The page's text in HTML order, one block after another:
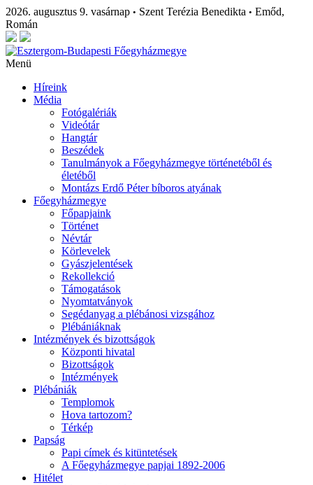
2026. augusztus 9. vasárnap • Szent Terézia Benedikta • Emőd,
Román
Menü
Híreink
Média
Fotógalériák
Videótár
Hangtár
Beszédek
Tanulmányok a Főegyházmegye történetéből és
életéből
Montázs Erdő Péter bíboros atyának
Főegyházmegye
Főpapjaink
Történet
Névtár
Körlevelek
Gyászjelentések
Rekollekció
Támogatások
Nyomtatványok
Segédanyag a plébánosi vizsgához
Plébániáknak
Intézmények és bizottságok
Központi hivatal
Bizottságok
Intézmények
Plébániák
Templomok
Hova tartozom?
Térkép
Papság
Papi címek és kitüntetések
A Főegyházmegye papjai 1892-2006
Hitélet